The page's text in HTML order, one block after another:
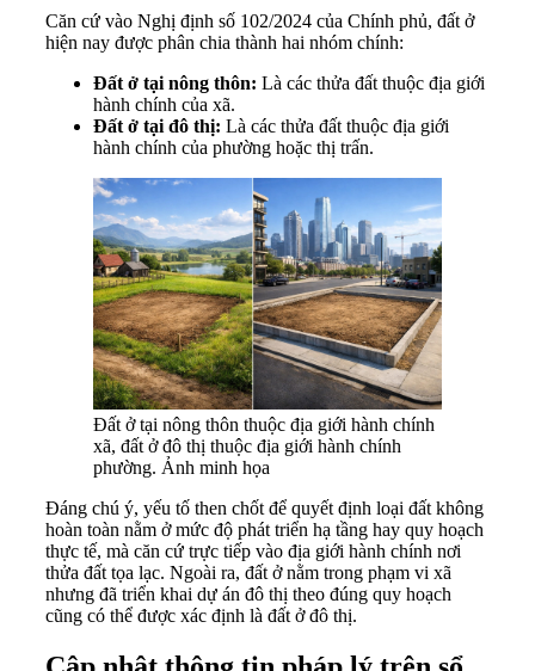
Căn cứ vào Nghị định số 102/2024 của Chính phủ, đất ở
hiện nay được phân chia thành hai nhóm chính:
Đất ở tại nông thôn: Là các thửa đất thuộc địa giới
hành chính của xã.
Đất ở tại đô thị: Là các thửa đất thuộc địa giới
hành chính của phường hoặc thị trấn.
Đất ở tại nông thôn thuộc địa giới hành chính
xã, đất ở đô thị thuộc địa giới hành chính
phường. Ảnh minh họa
Đáng chú ý, yếu tố then chốt để quyết định loại đất không
hoàn toàn nằm ở mức độ phát triển hạ tầng hay quy hoạch
thực tế, mà căn cứ trực tiếp vào địa giới hành chính nơi
thửa đất tọa lạc. Ngoài ra, đất ở nằm trong phạm vi xã
nhưng đã triển khai dự án đô thị theo đúng quy hoạch
cũng có thể được xác định là đất ở đô thị.